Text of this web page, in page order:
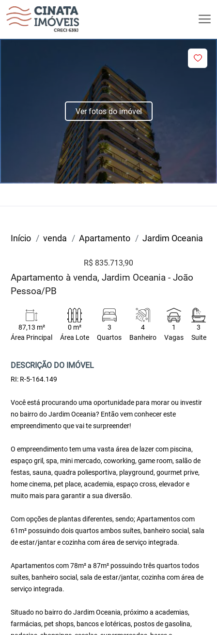
Ver fotos do imóvel
Início venda Apartamento Jardim Oceania
R$ 835.713,90
Apartamento à venda, Jardim Oceania - João
Pessoa/PB
87,13 m²
Área Principal
0 m²
Área Lote
3
Quartos
4
Banheiro
1
Vagas
3
Suite
DESCRIÇÃO DO IMÓVEL
RI: R-5-164.149
Você está procurando uma oportunidade para morar ou investir
no bairro do Jardim Oceania? Então vem conhecer este
empreendimento que vai te surpreender!
O empreendimento tem uma vasta área de lazer com piscina,
espaço gril, spa, mini mercado, coworking, game room, salão de
festas, sauna, quadra poliesportiva, playground, gourmet prive,
home cinema, pet place, academia, espaço cross, elevador e
muito mais para garantir a sua diversão.
Com opções de plantas diferentes, sendo; Apartamentos com
61m² possuindo dois quartos ambos suítes, banheiro social, sala
de estar/jantar e cozinha com área de serviço integrada.
Apartamentos com 78m² a 87m² possuindo três quartos todos
suítes, banheiro social, sala de estar/jantar, cozinha com área de
serviço integrada.
Situado no bairro do Jardim Oceania, próximo a academias,
farmácias, pet shops, bancos e lotéricas, postos de gasolina,